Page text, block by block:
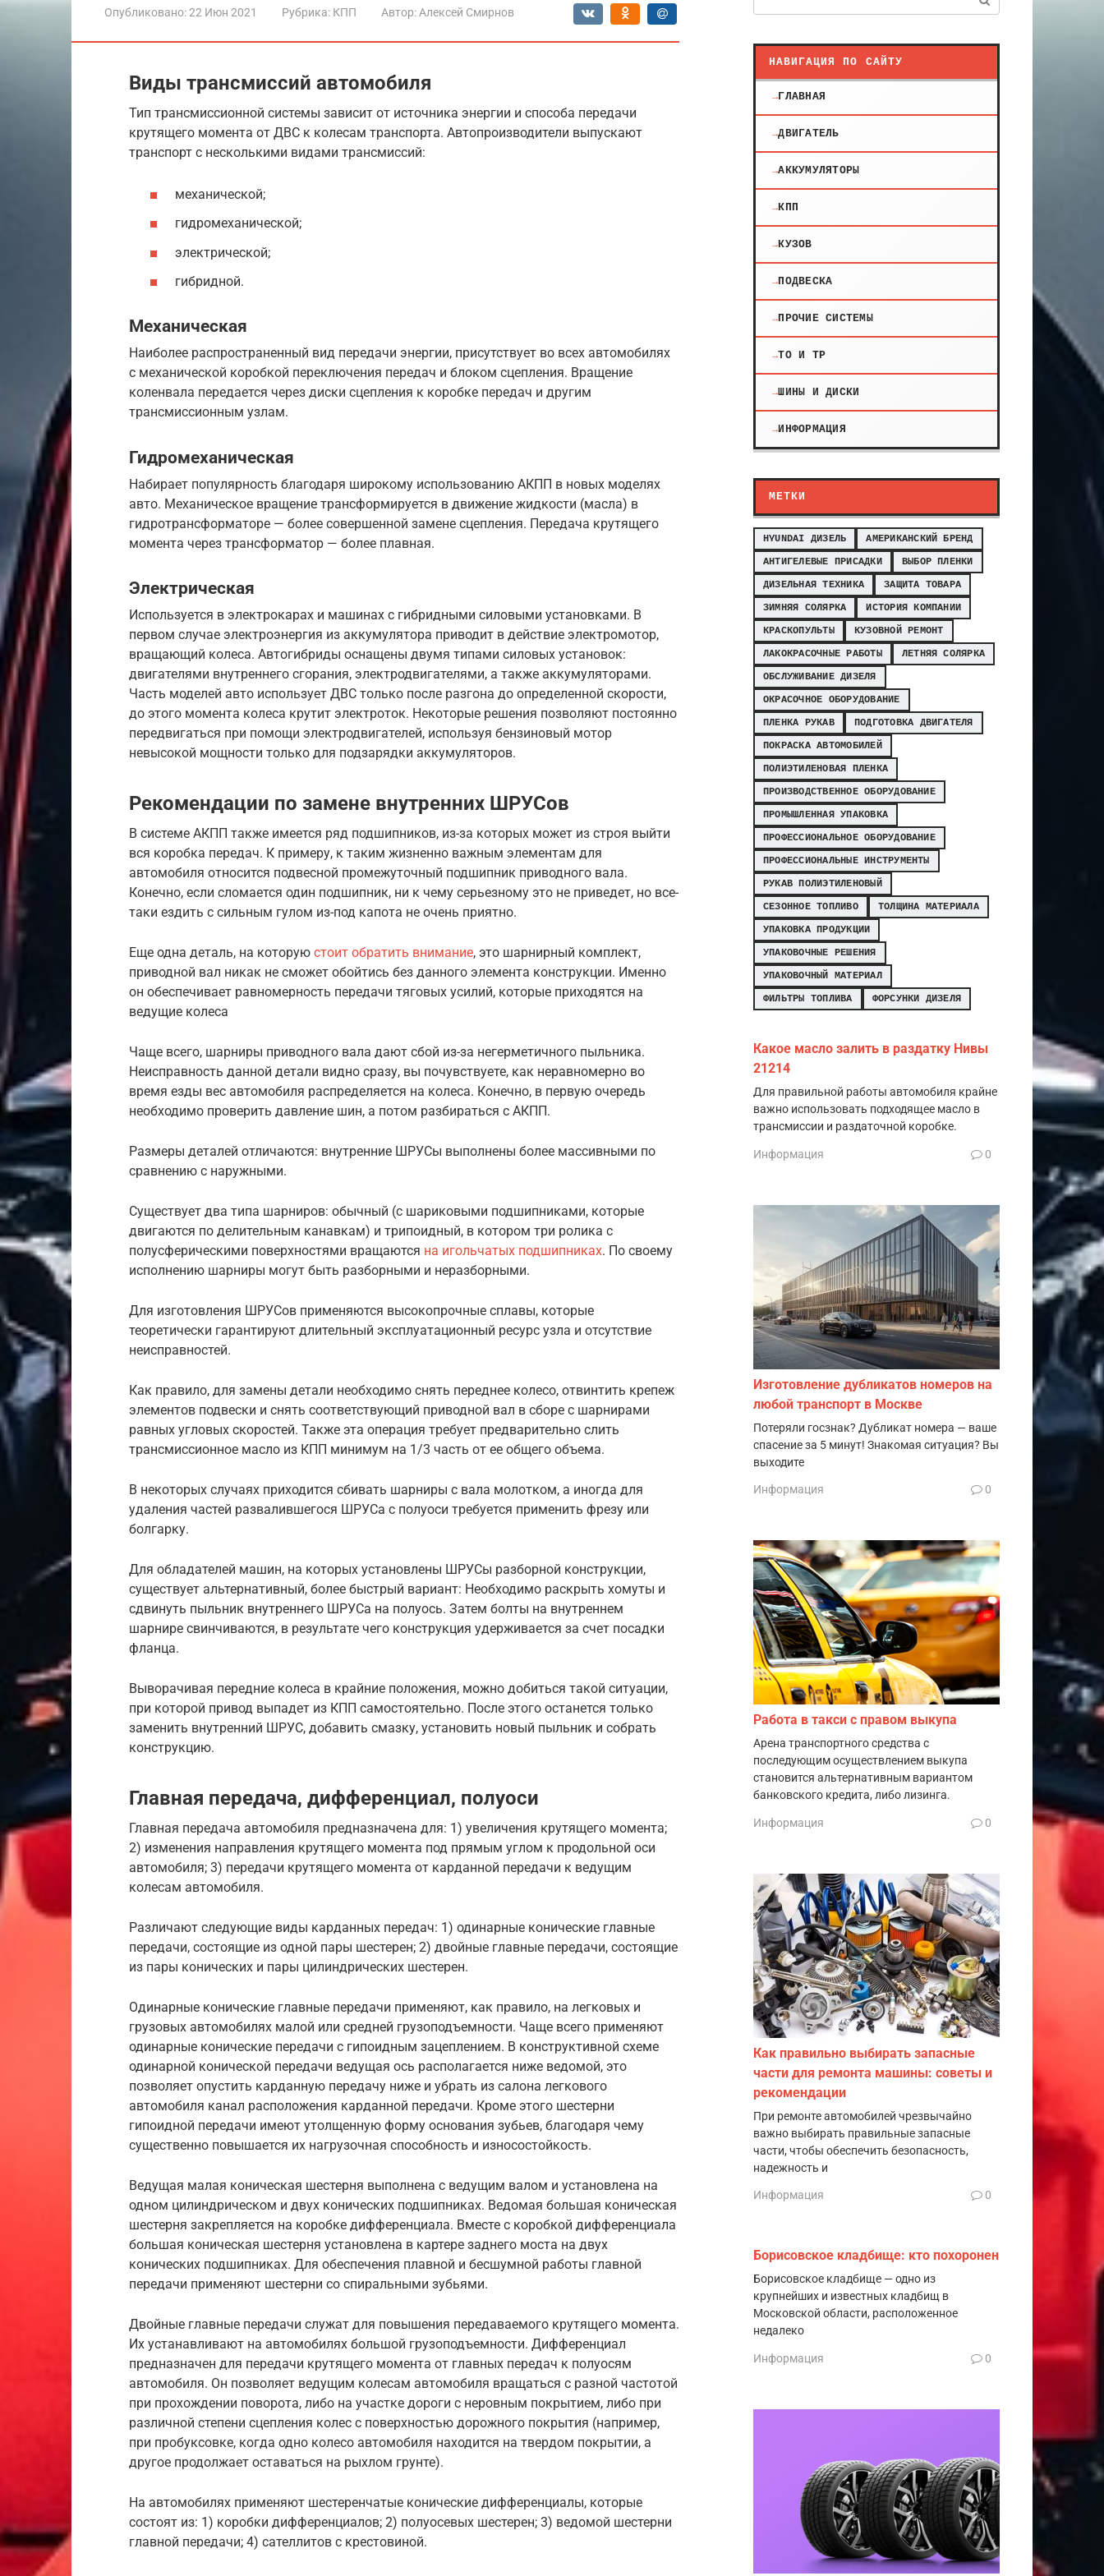
Опубликовано:22 Июн 2021 Рубрика: КПП Автор: Алексей Смирнов
Виды трансмиссий автомобиля
Тип трансмиссионной системы зависит от источника энергии и способа передачи
крутящего момента от ДВС к колесам транспорта. Автопроизводители выпускают
транспорт с несколькими видами трансмиссий:
механической;
гидромеханической;
электрической;
гибридной.
Механическая
Наиболее распространенный вид передачи энергии, присутствует во всех автомобилях
с механической коробкой переключения передач и блоком сцепления. Вращение
коленвала передается через диски сцепления к коробке передач и другим
трансмиссионным узлам.
Гидромеханическая
Набирает популярность благодаря широкому использованию АКПП в новых моделях
авто. Механическое вращение трансформируется в движение жидкости (масла) в
гидротрансформаторе — более совершенной замене сцепления. Передача крутящего
момента через трансформатор — более плавная.
Электрическая
Используется в электрокарах и машинах с гибридными силовыми установками. В
первом случае электроэнергия из аккумулятора приводит в действие электромотор,
вращающий колеса. Автогибриды оснащены двумя типами силовых установок:
двигателями внутреннего сгорания, электродвигателями, а также аккумуляторами.
Часть моделей авто использует ДВС только после разгона до определенной скорости,
до этого момента колеса крутит электроток. Некоторые решения позволяют постоянно
передвигаться при помощи электродвигателей, используя бензиновый мотор
невысокой мощности только для подзарядки аккумуляторов.
Рекомендации по замене внутренних ШРУСов
В системе АКПП также имеется ряд подшипников, из-за которых может из строя выйти
вся коробка передач. К примеру, к таким жизненно важным элементам для
автомобиля относится подвесной промежуточный подшипник приводного вала.
Конечно, если сломается один подшипник, ни к чему серьезному это не приведет, но все-
таки ездить с сильным гулом из-под капота не очень приятно.
Еще одна деталь, на которую стоит обратить внимание, это шарнирный комплект,
приводной вал никак не сможет обойтись без данного элемента конструкции. Именно
он обеспечивает равномерность передачи тяговых усилий, которые приходятся на
ведущие колеса
Чаще всего, шарниры приводного вала дают сбой из-за негерметичного пыльника.
Неисправность данной детали видно сразу, вы почувствуете, как неравномерно во
время езды вес автомобиля распределяется на колеса. Конечно, в первую очередь
необходимо проверить давление шин, а потом разбираться с АКПП.
Размеры деталей отличаются: внутренние ШРУСы выполнены более массивными по
сравнению с наружными.
Существует два типа шарниров: обычный (с шариковыми подшипниками, которые
двигаются по делительным канавкам) и трипоидный, в котором три ролика с
полусферическими поверхностями вращаются на игольчатых подшипниках. По своему
исполнению шарниры могут быть разборными и неразборными.
Для изготовления ШРУСов применяются высокопрочные сплавы, которые
теоретически гарантируют длительный эксплуатационный ресурс узла и отсутствие
неисправностей.
Как правило, для замены детали необходимо снять переднее колесо, отвинтить крепеж
элементов подвески и снять соответствующий приводной вал в сборе с шарнирами
равных угловых скоростей. Также эта операция требует предварительно слить
трансмиссионное масло из КПП минимум на 1/3 часть от ее общего объема.
В некоторых случаях приходится сбивать шарниры с вала молотком, а иногда для
удаления частей развалившегося ШРУСа с полуоси требуется применить фрезу или
болгарку.
Для обладателей машин, на которых установлены ШРУСы разборной конструкции,
существует альтернативный, более быстрый вариант: Необходимо раскрыть хомуты и
сдвинуть пыльник внутреннего ШРУСа на полуось. Затем болты на внутреннем
шарнире свинчиваются, в результате чего конструкция удерживается за счет посадки
фланца.
Выворачивая передние колеса в крайние положения, можно добиться такой ситуации,
при которой привод выпадет из КПП самостоятельно. После этого останется только
заменить внутренний ШРУС, добавить смазку, установить новый пыльник и собрать
конструкцию.
Главная передача, дифференциал, полуоси
Главная передача автомобиля предназначена для: 1) увеличения крутящего момента;
2) изменения направления крутящего момента под прямым углом к продольной оси
автомобиля; 3) передачи крутящего момента от карданной передачи к ведущим
колесам автомобиля.
Различают следующие виды карданных передач: 1) одинарные конические главные
передачи, состоящие из одной пары шестерен; 2) двойные главные передачи, состоящие
из пары конических и пары цилиндрических шестерен.
Одинарные конические главные передачи применяют, как правило, на легковых и
грузовых автомобилях малой или средней грузоподъемности. Чаще всего применяют
одинарные конические передачи с гипоидным зацеплением. В конструктивной схеме
одинарной конической передачи ведущая ось располагается ниже ведомой, это
позволяет опустить карданную передачу ниже и убрать из салона легкового
автомобиля канал расположения карданной передачи. Кроме этого шестерни
гипоидной передачи имеют утолщенную форму основания зубьев, благодаря чему
существенно повышается их нагрузочная способность и износостойкость.
Ведущая малая коническая шестерня выполнена с ведущим валом и установлена на
одном цилиндрическом и двух конических подшипниках. Ведомая большая коническая
шестерня закрепляется на коробке дифференциала. Вместе с коробкой дифференциала
большая коническая шестерня установлена в картере заднего моста на двух
конических подшипниках. Для обеспечения плавной и бесшумной работы главной
передачи применяют шестерни со спиральными зубьями.
Двойные главные передачи служат для повышения передаваемого крутящего момента.
Их устанавливают на автомобилях большой грузоподъемности. Дифференциал
предназначен для передачи крутящего момента от главных передач к полуосям
автомобиля. Он позволяет ведущим колесам автомобиля вращаться с разной частотой
при прохождении поворота, либо на участке дороги с неровным покрытием, либо при
различной степени сцепления колес с поверхностью дорожного покрытия (например,
при пробуксовке, когда одно колесо автомобиля находится на твердом покрытии, а
другое продолжает оставаться на рыхлом грунте).
На автомобилях применяют шестеренчатые конические дифференциалы, которые
состоят из: 1) коробки дифференциалов; 2) полуосевых шестерен; 3) ведомой шестерни
главной передачи; 4) сателлитов с крестовиной.
НАВИГАЦИЯ ПО САЙТУ
ГЛАВНАЯ
ДВИГАТЕЛЬ
АККУМУЛЯТОРЫ
КПП
КУЗОВ
ПОДВЕСКА
ПРОЧИЕ СИСТЕМЫ
ТО И ТР
ШИНЫ И ДИСКИ
ИНФОРМАЦИЯ
МЕТКИ
HYUNDAI ДИЗЕЛЬ
АМЕРИКАНСКИЙ БРЕНД
АНТИГЕЛЕВЫЕ ПРИСАДКИ
ВЫБОР ПЛЕНКИ
ДИЗЕЛЬНАЯ ТЕХНИКА
ЗАЩИТА ТОВАРА
ЗИМНЯЯ СОЛЯРКА
ИСТОРИЯ КОМПАНИИ
КРАСКОПУЛЬТЫ
КУЗОВНОЙ РЕМОНТ
ЛАКОКРАСОЧНЫЕ РАБОТЫ
ЛЕТНЯЯ СОЛЯРКА
ОБСЛУЖИВАНИЕ ДИЗЕЛЯ
ОКРАСОЧНОЕ ОБОРУДОВАНИЕ
ПЛЕНКА РУКАВ
ПОДГОТОВКА ДВИГАТЕЛЯ
ПОКРАСКА АВТОМОБИЛЕЙ
ПОЛИЭТИЛЕНОВАЯ ПЛЕНКА
ПРОИЗВОДСТВЕННОЕ ОБОРУДОВАНИЕ
ПРОМЫШЛЕННАЯ УПАКОВКА
ПРОФЕССИОНАЛЬНОЕ ОБОРУДОВАНИЕ
ПРОФЕССИОНАЛЬНЫЕ ИНСТРУМЕНТЫ
РУКАВ ПОЛИЭТИЛЕНОВЫЙ
СЕЗОННОЕ ТОПЛИВО
ТОЛЩИНА МАТЕРИАЛА
УПАКОВКА ПРОДУКЦИИ
УПАКОВОЧНЫЕ РЕШЕНИЯ
УПАКОВОЧНЫЙ МАТЕРИАЛ
ФИЛЬТРЫ ТОПЛИВА
ФОРСУНКИ ДИЗЕЛЯ
Какое масло залить в раздатку Нивы
21214
Для правильной работы автомобиля крайне
важно использовать подходящее масло в
трансмиссии и раздаточной коробке.
Информация 0
Изготовление дубликатов номеров на
любой транспорт в Москве
Потеряли госзнак? Дубликат номера — ваше
спасение за 5 минут! Знакомая ситуация? Вы
выходите
Информация 0
Работа в такси с правом выкупа
Арена транспортного средства с
последующим осуществлением выкупа
становится альтернативным вариантом
банковского кредита, либо лизинга.
Информация 0
Как правильно выбирать запасные
части для ремонта машины: советы и
рекомендации
При ремонте автомобилей чрезвычайно
важно выбирать правильные запасные
части, чтобы обеспечить безопасность,
надежность и
Информация 0
Борисовское кладбище: кто похоронен
Борисовское кладбище — одно из
крупнейших и известных кладбищ в
Московской области, расположенное
недалеко
Информация 0